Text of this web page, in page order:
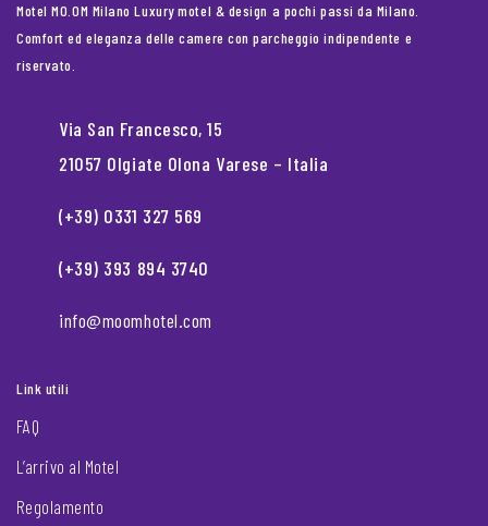
Motel MO.OM Milano Luxury motel & design a pochi passi da Milano.
Comfort ed eleganza delle camere con parcheggio indipendente e
riservato.
Via San Francesco, 15
21057 Olgiate Olona Varese – Italia
(+39) 0331 327 569
(+39) 393 894 3740
info@moomhotel.com
Link utili
FAQ
L’arrivo al Motel
Regolamento